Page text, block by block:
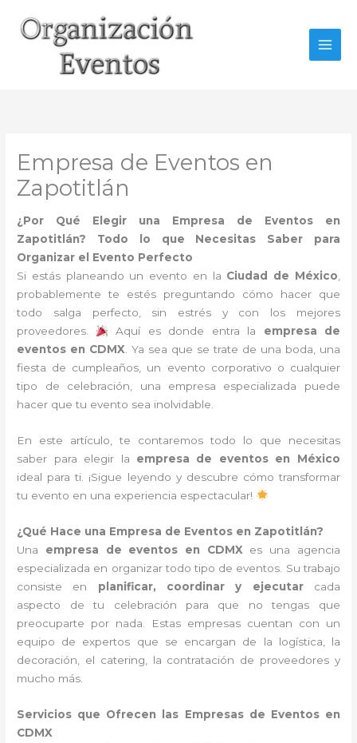
contenido
Empresa de Eventos en
Zapotitlán
¿Por Qué Elegir una Empresa de Eventos en
Zapotitlán? Todo lo que Necesitas Saber para
Organizar el Evento Perfecto
Si estás planeando un evento en la Ciudad de México,
probablemente te estés preguntando cómo hacer que
todo salga perfecto, sin estrés y con los mejores
proveedores.
Aquí es donde entra la empresa de
eventos en CDMX. Ya sea que se trate de una boda, una
fiesta de cumpleaños, un evento corporativo o cualquier
tipo de celebración, una empresa especializada puede
hacer que tu evento sea inolvidable.
En este artículo, te contaremos todo lo que necesitas
saber para elegir la empresa de eventos en México
ideal para ti. ¡Sigue leyendo y descubre cómo transformar
tu evento en una experiencia espectacular!
¿Qué Hace una Empresa de Eventos en Zapotitlán?
Una empresa de eventos en CDMX es una agencia
especializada en organizar todo tipo de eventos. Su trabajo
consiste en planificar, coordinar y ejecutarcada
aspecto de tu celebración para que no tengas que
preocuparte por nada. Estas empresas cuentan con un
equipo de expertos que se encargan de la logística, la
decoración, el catering, la contratación de proveedores y
mucho más.
Servicios que Ofrecen las Empresas de Eventos en
CDMX